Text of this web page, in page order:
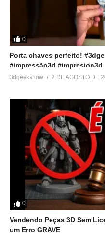
0
Porta chaves perfeito!
#impressão3d #impresion3d
3dgeekshow 2 DE AGOSTO DE
0
Vendendo Peças 3D Sem
um Erro GRAVE